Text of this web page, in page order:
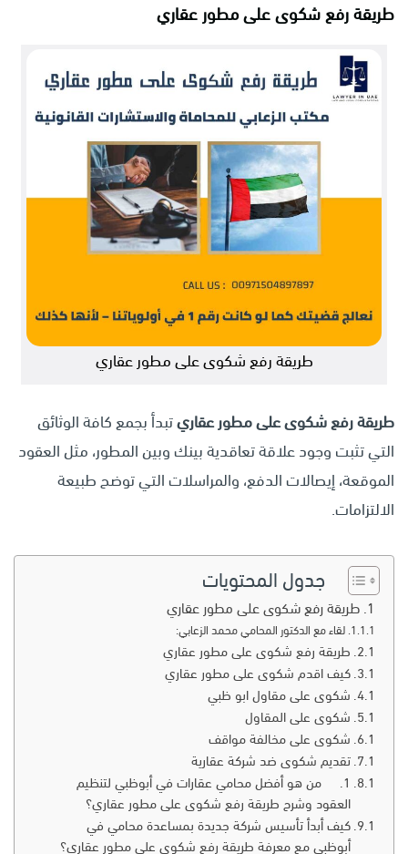
طريقة رفع شكوى على مطور عقاري
طريقة رفع شكوى على مطور عقاري
طريقة رفع شكوى على مطور عقاريتبدأ بجمع كافة الوثائق
التي تثبت وجود علاقة تعاقدية بينك وبين المطور، مثل العقود
الموقعة، إيصالات الدفع، والمراسلات التي توضح طبيعة
الالتزامات.
جدول المحتويات
طريقة رفع شكوى على مطور عقاري
لقاء مع الدكتور المحامي محمد الزعابي:
طريقة رفع شكوى على مطور عقاري
كيف اقدم شكوى على مطور عقاري
شكوى على مقاول ابو ظبي
شكوى على المقاول
شكوى على مخالفة مواقف
تقديم شكوى ضد شركة عقارية
1. من هو أفضل محامي عقارات في أبوظبي لتنظيم
العقود وشرح طريقة رفع شكوى على مطور عقاري؟
كيف أبدأ تأسيس شركة جديدة بمساعدة محامي في
أبوظبي مع معرفة طريقة رفع شكوى على مطور عقاري؟